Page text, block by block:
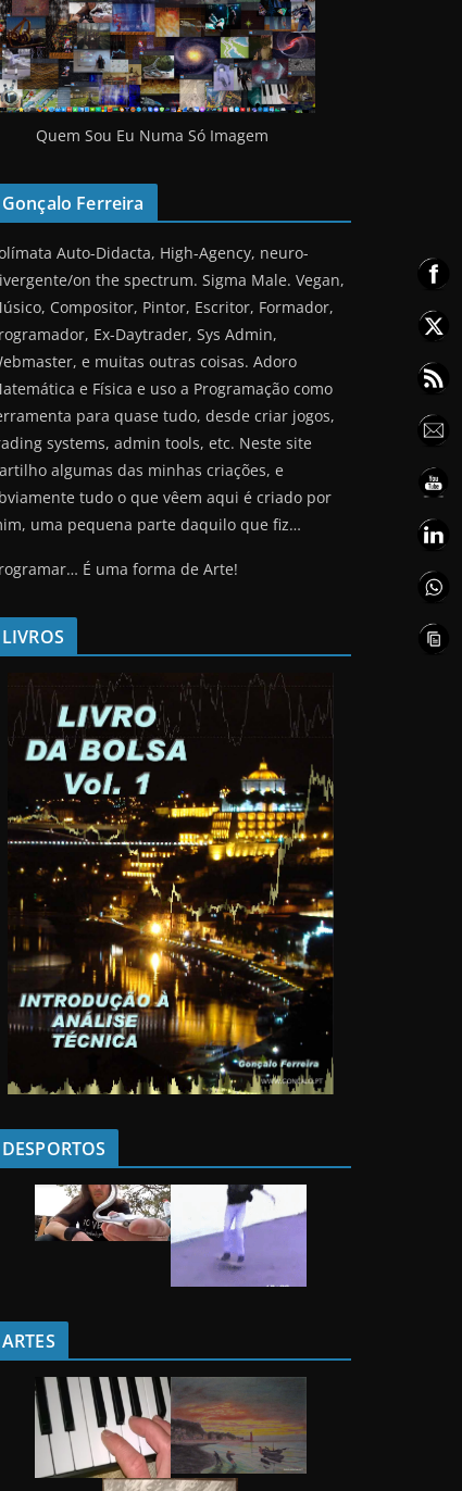
Quem Sou Eu Numa Só Imagem
Gonçalo Ferreira
Auto-Didacta, High-Agency, neuro-
on the spectrum. Sigma Male. Vegan,
Compositor, Pintor, Escritor, Formador,
Ex-Daytrader, Sys Admin,
e muitas outras coisas. Adoro
e Física e uso a Programação como
para quase tudo, desde criar jogos,
systems, admin tools, etc. Neste site
algumas das minhas criações, e
tudo o que vêem aqui é criado por
uma pequena parte daquilo que fiz…
É uma forma de Arte!
LIVROS
DESPORTOS
ARTES